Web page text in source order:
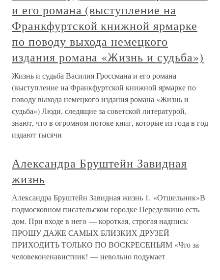
и его романа (выступление на
Франкфуртской книжной ярмарке
по поводу выхода немецкого
издания романа «Жизнь и судьба»)
Жизнь и судьба Василия Гроссмана и его романа
(выступление на Франкфуртской книжной ярмарке по
поводу выхода немецкого издания романа «Жизнь и
судьба») Люди, следящие за советской литературой,
знают, что в огромном потоке книг, которые из года в год
издают тысячи
Александра Бруштейн Завидная
жизнь
Александра Бруштейн Завидная жизнь 1. «Отшельник»В
подмосковном писательском городке Переделкино есть
дом. При входе в него — короткая, строгая надпись:
ПРОШУ ДАЖЕ САМЫХ БЛИЗКИХ ДРУЗЕЙ
ПРИХОДИТЬ ТОЛЬКО ПО ВОСКРЕСЕНЬЯМ «Что за
человеконенавистник! — невольно подумает